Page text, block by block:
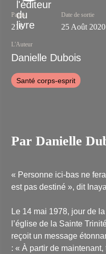
Pages
216
Date de sortie
25 Août 2020
L'Auteur
Danielle Dubois
Santé corps-esprit
Par Danielle
« Personne ici-bas ne
est pas destiné », dit
Le 14 mai 1978, jour de
l’église de la Sainte
reçoit un message
: « À partir de